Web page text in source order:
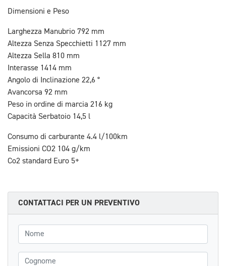
Dimensioni e Peso
Larghezza Manubrio 792 mm
Altezza Senza Specchietti 1127 mm
Altezza Sella 810 mm
Interasse 1414 mm
Angolo di Inclinazione 22,6 °
Avancorsa 92 mm
Peso in ordine di marcia 216 kg
Capacità Serbatoio 14,5 l
Consumo di carburante 4.4 l/100km
Emissioni CO2 104 g/km
Co2 standard Euro 5+
CONTATTACI PER UN PREVENTIVO
Nome
Cognome